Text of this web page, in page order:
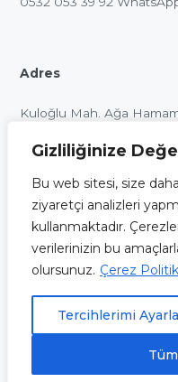
Gizliliğinize
Bu web sitesi, size
ziyaretçi analizleri
kullanmaktadır.
verilerinizin bu
olursunuz. Çerez
Tercihlerimi Ayarla
Adres
Kuloğlu Mah. Ağa
Bu internet sitesinin içeriği
bilgilendirme ve eğitim
öneri verme veya herhangi
oluşturulmamıştır.
belirtilmediği takdirde